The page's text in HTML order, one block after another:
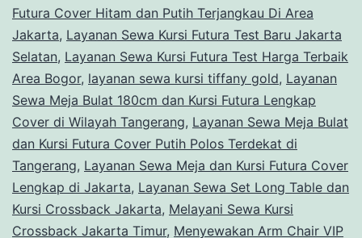
Futura Cover Hitam dan Putih Terjangkau Di Area
Jakarta, Layanan Sewa Kursi Futura Test Baru Jakarta
Selatan, Layanan Sewa Kursi Futura Test Harga Terbaik
Area Bogor, layanan sewa kursi tiffany gold, Layanan
Sewa Meja Bulat 180cm dan Kursi Futura Lengkap
Cover di Wilayah Tangerang, Layanan Sewa Meja Bulat
dan Kursi Futura Cover Putih Polos Terdekat di
Tangerang, Layanan Sewa Meja dan Kursi Futura Cover
Lengkap di Jakarta, Layanan Sewa Set Long Table dan
Kursi Crossback Jakarta, Melayani Sewa Kursi
Crossback Jakarta Timur, Menyewakan Arm Chair VIP